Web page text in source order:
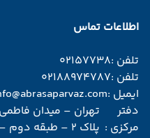
اطلاعات تماس
تلفن :02157738
تلفن :02188974787
ایمیل :
دفتر
مرکزی :
تهران – میدان
پلاک 2 – طبقه دوم – واحد 201